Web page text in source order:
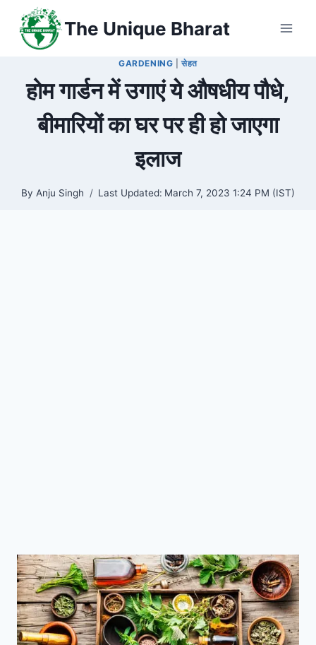
content
The Unique Bharat
GARDENING |सेहत
होम गार्डन में उगाएं ये औषधीय पौधे,
बीमारियों का घर पर ही हो जाएगा
इलाज
By Anju Singh Last Updated: March 7, 2023 1:24 PM (IST)